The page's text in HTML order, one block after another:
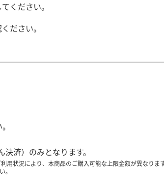
ください。
ださい。
済）のみとなります。
用状況により、本商品のご購入可能な上限金額が異なりま
。